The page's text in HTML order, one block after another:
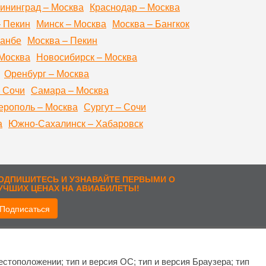
– Москва Краснодар – Москва
Пекин Минск – Москва Москва – Бангкок
Москва – Пекин
Новосибирск – Москва
Оренбург – Москва
Самара – Москва
– Москва Сургут – Сочи
Южно-Сахалинск – Хабаровск
И УЗНАВАЙТЕ ПЕРВЫМИ О
ЦЕНАХ НА АВИАБИЛЕТЫ!
Подписаться
тип и версия ОС; тип и версия Браузера; тип